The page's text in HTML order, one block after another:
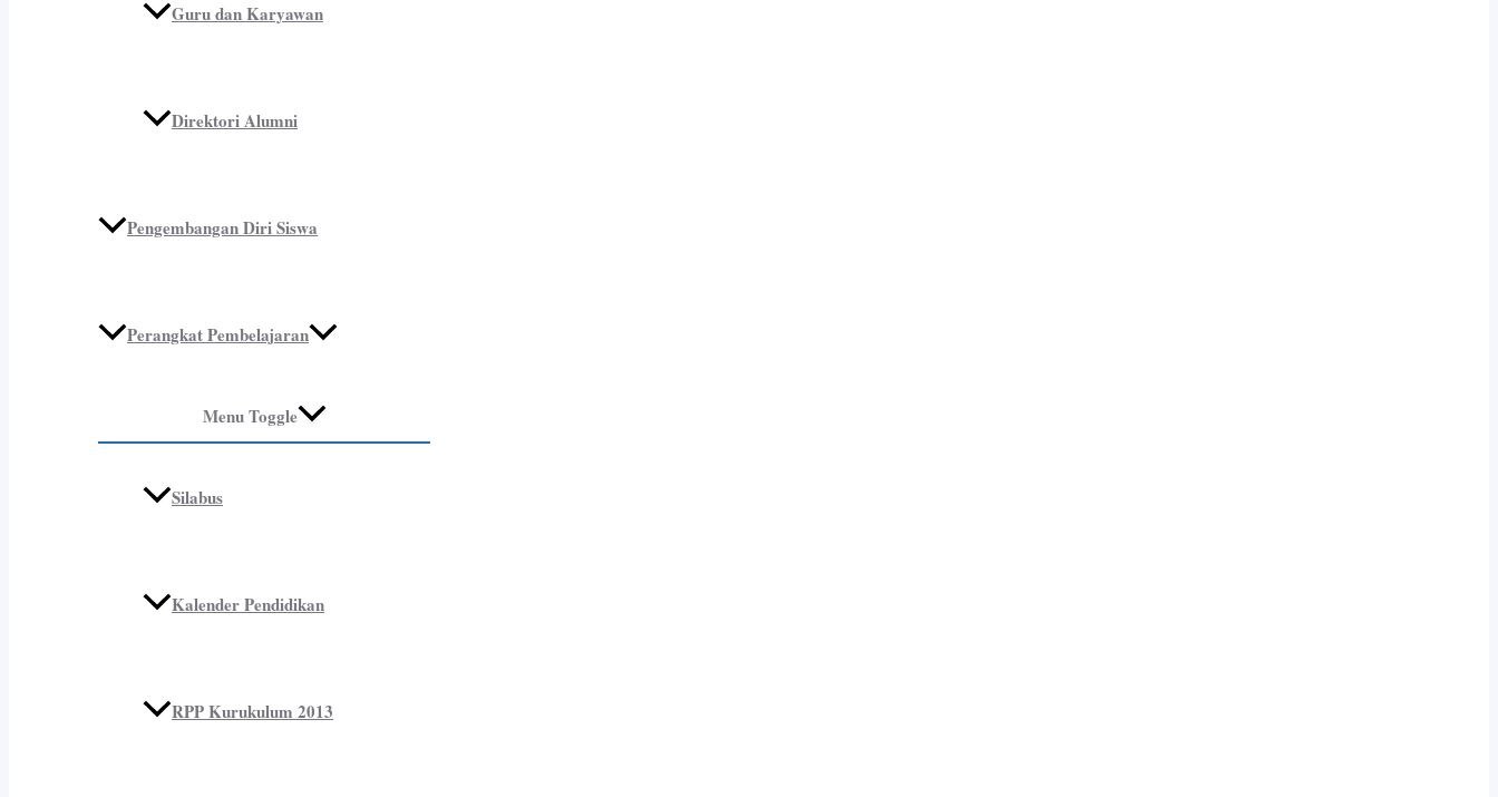
Guru dan Karyawan
Direktori Alumni
Pengembangan Diri Siswa
Perangkat Pembelajaran
Menu Toggle
Silabus
Kalender Pendidikan
RPP Kurukulum 2013